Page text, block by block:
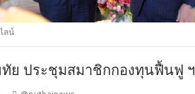
ลน์
ย ประชุมสมาชิกกองทุนฟื้นฟู ฯ